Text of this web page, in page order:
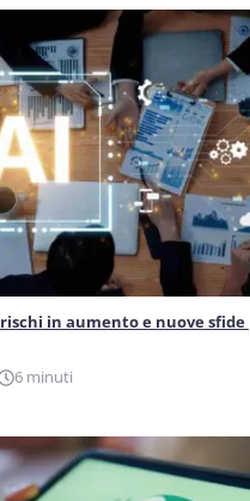
in aumento e nuove sfide
6 minuti